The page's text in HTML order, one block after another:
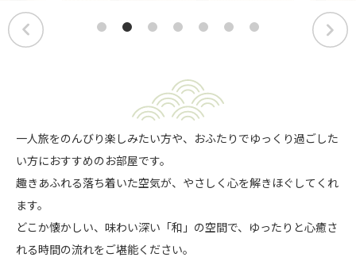
一人旅をのんびり楽しみたい方や、おふたりでゆっくり過ごした
い方におすすめのお部屋です。
趣きあふれる落ち着いた空気が、やさしく心を解きほぐしてくれ
ます。
どこか懐かしい、味わい深い「和」の空間で、ゆったりと心癒さ
れる時間の流れをご堪能ください。